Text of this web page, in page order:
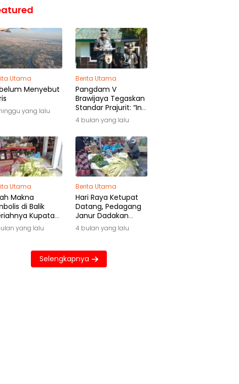
Utama
Menyebut
yang lalu
Berita Utama
Pangdam V
Brawijaya Tegaskan
Standar Prajurit: “Ini
Awal Pengabdian,
Bukan Akhir
Perjalanan”
4 bulan yang lalu
Utama
Makna
di Balik
Kupatan
yang lalu
Berita Utama
Hari Raya Ketupat
Datang, Pedagang
Janur Dadakan
Raup Untung Besar
4 bulan yang lalu
Selengkapnya